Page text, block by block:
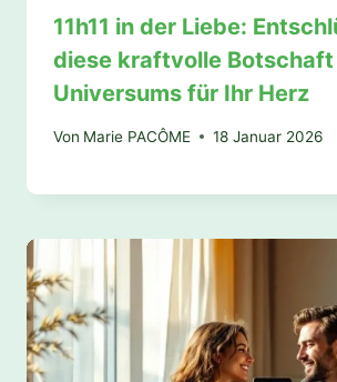
11h11 in der Liebe:
diese kraftvolle
Universums für Ihr Herz
Von Marie PACÔME 18 Januar 2026